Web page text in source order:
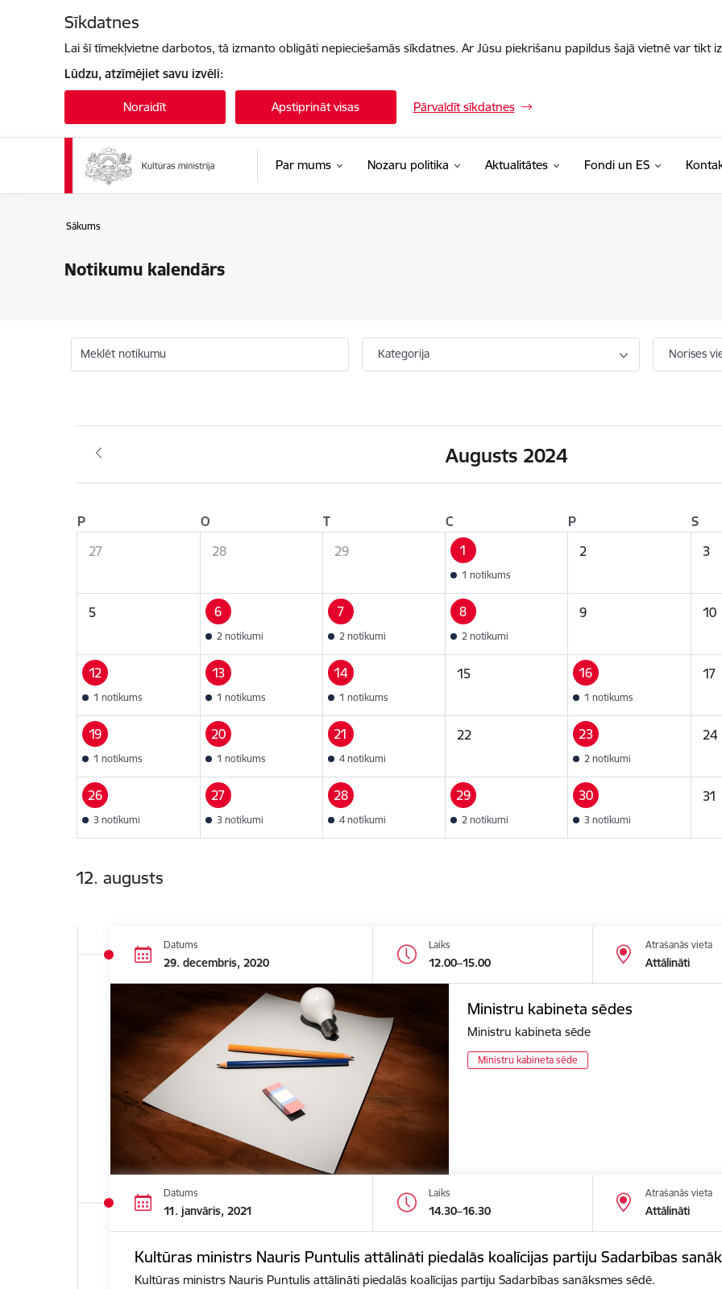
Sīkdatnes
Lai šī tīmekļvietne darbotos, tā izmanto obligāti nepieciešamās sīkdatnes. Ar Jūsu piekrišanu papildus šajā vietnē var tikt
Lūdzu, atzīmējiet savu izvēli:
Noraidīt Apstiprināt visas Pārvaldīt sīkdatnes
Par mums Nozaru politika Aktualitātes Fondi un ES
Sākums
Notikumu kalendārs
Meklēt notikumu Kategorija Norises
Augusts 2024
P O T C P
S
27
28 29 1
1 notikums
2 3
5 6
2 notikumi
7
2 notikumi
8
2 notikumi
9 10
12
1 notikums
13
1 notikums
14
1 notikums
15 16
1 notikums
17
19
1 notikums
20
1 notikums
21
4 notikumi
22 23
2 notikumi
24
26
3 notikumi
27
3 notikumi
28
4 notikumi
29
2 notikumi
30
3 notikumi
31
12. augusts
Datums
29. decembris, 2020
Laiks
12.00–15.00
Atrašanās vieta
Attālināti
Ministru kabineta sēdes
Ministru kabineta sēde
Ministru kabineta sēde
Datums
11. janvāris, 2021
Laiks
14.30–16.30
Atrašanās vieta
Attālināti
Kultūras ministrs Nauris Puntulis attālināti piedalās koalīcijas partiju Sadarbības
Kultūras ministrs Nauris Puntulis attālināti piedalās koalīcijas partiju Sadarbības sanāksmes sēdē.